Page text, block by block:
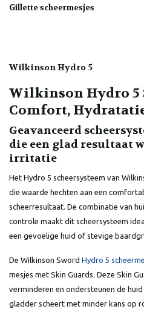
Gillette scheermesjes
Wilkinson Hydro 5
Wilkinson Hydro 5
Comfort,
Geavanceerd
die een glad resultaat
irritatie
Het Hydro 5 scheersysteem van
die waarde hechten aan een
scheerresultaat. De combinatie van
controle maakt dit scheersysteem
een gevoelige huid of stevige
De Wilkinson Sword Hydro 5
mesjes met Skin Guards. Deze Skin
verminderen en ondersteunen de
gladder scheert met minder kans op